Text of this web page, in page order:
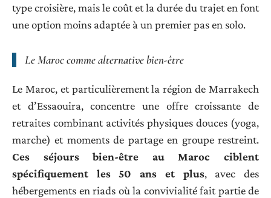
type croisière, mais le coût et la durée du trajet en font
une option moins adaptée à un premier pas en solo.
Le Maroc comme alternative bien-être
Le Maroc, et particulièrement la région de Marrakech
et d’Essaouira, concentre une offre croissante de
retraites combinant activités physiques douces (yoga,
marche) et moments de partage en groupe restreint.
Ces séjours bien-être au Maroc ciblent
spécifiquement les 50 ans et plus, avec des
hébergements en riads où la convivialité fait partie de